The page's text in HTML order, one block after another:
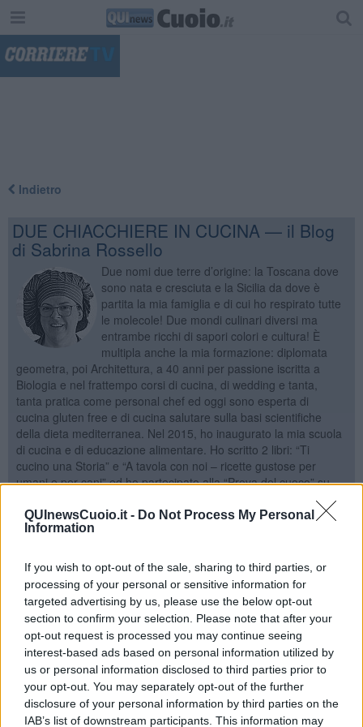
QUInewsCuoio.it - Do Not Process My Personal
Information
If you wish to opt-out of the sale, sharing to third parties, or
processing of your personal or sensitive information for
targeted advertising by us, please use the below opt-out
section to confirm your selection. Please note that after your
opt-out request is processed you may continue seeing
interest-based ads based on personal information utilized by
us or personal information disclosed to third parties prior to
your opt-out. You may separately opt-out of the further
disclosure of your personal information by third parties on the
IAB’s list of downstream participants. This information may
Indietro
DUE CHIACCHIERE IN CUCINA — il Blog
di Sabrina Rossello
Due nomi due terre d’origine: la Toscana dove
sono nata e cresciuta e la Sicilia da dove è
partita la mia famiglia e di cui ho respirato tutte
le molecole! Due mondi culinari diversi ma
entrambe ricchi di sapori colori e cultura! È
multipla anche la mia formazione: diplomata
geometra, poi Architettura, a 40 anni per passione iscritta a
Biologia e nel frattempo corsi di cucina, di wedding e tanta,
tanta pratica come personal chef ed oggi sono esperta di
cucina gluten free e di cucina salutare sulla basi scientifiche
della dieta mediterranea. Nel 2015, ho inaugurato la mia scuola
di cucina e di educazione alimentare. Ho scritto 2 libri: “Ti
cucino una Storia” e “A tavola con noi – ricette gustose per
umani e per cani” ed ho partecipato alla “Prova del cuoco” su
Se vuoi leggere le notizie principali della Toscana iscriviti alla
Newsletter QUInews - ToscanaMedia.Arriva gratis tutti i giorni
alle 20:00 direttamente nella tua casella di posta.
Basta cliccareQUI
Ti potrebbe interessare anche:
Articoli dal Blog “Due chiacchiere in cucina” di Sabrina Rossello